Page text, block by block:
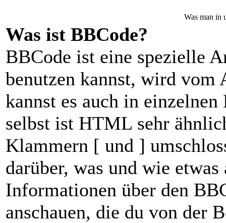
Was man in
Was ist BBCode?
BBCode ist eine spezielle
benutzen kannst, wird
kannst es auch in
selbst ist HTML sehr
Klammern [ und ]
darüber, was und wie
Informationen über den
anschauen, die du von der